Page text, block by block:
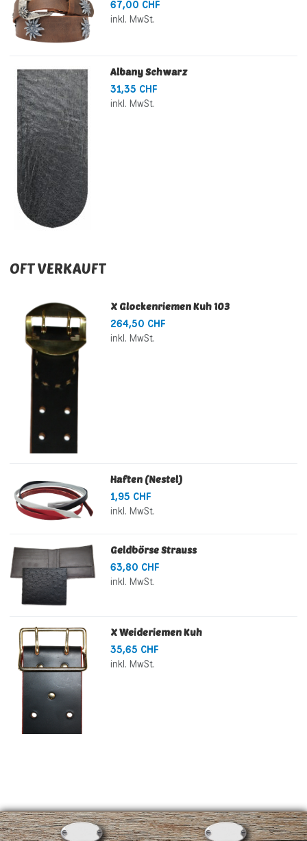
67,00 CHF
inkl. MwSt.
Albany Schwarz
31,35 CHF
inkl. MwSt.
OFT VERKAUFT
X Glockenriemen Kuh 103
264,50 CHF
inkl. MwSt.
Haften (Nestel)
1,95 CHF
inkl. MwSt.
Geldbörse Strauss
63,80 CHF
inkl. MwSt.
X Weideriemen Kuh
35,65 CHF
inkl. MwSt.